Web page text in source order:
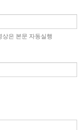
상은 본문 자동실행